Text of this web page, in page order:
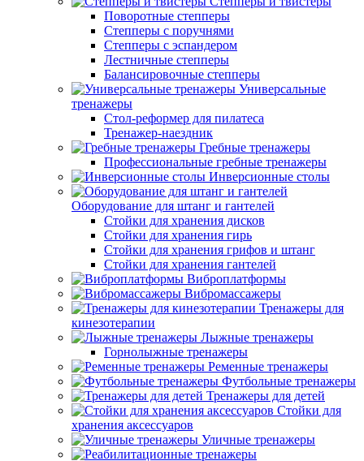
Поворотные степперы
Степперы с поручнями
Степперы с эспандером
Лестничные степперы
Балансировочные степперы
Универсальные
тренажеры
Стол-реформер для пилатеса
Тренажер-наездник
Гребные тренажеры
Профессиональные гребные тренажеры
Инверсионные столы
Оборудование для штанг и гантелей
Стойки для хранения дисков
Стойки для хранения гирь
Стойки для хранения грифов и штанг
Стойки для хранения гантелей
Виброплатформы
Вибромассажеры
Тренажеры для
кинезотерапии
Лыжные тренажеры
Горнолыжные тренажеры
Ременные тренажеры
Футбольные тренажеры
Тренажеры для детей
Стойки для
хранения аксессуаров
Уличные тренажеры